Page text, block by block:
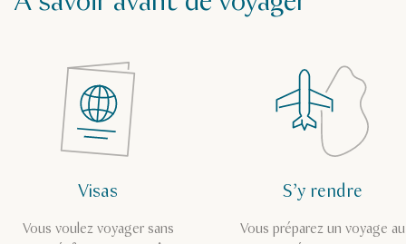
Visas
Vous voulez voyager sans
S’y rendre
Vous préparez un voyage au